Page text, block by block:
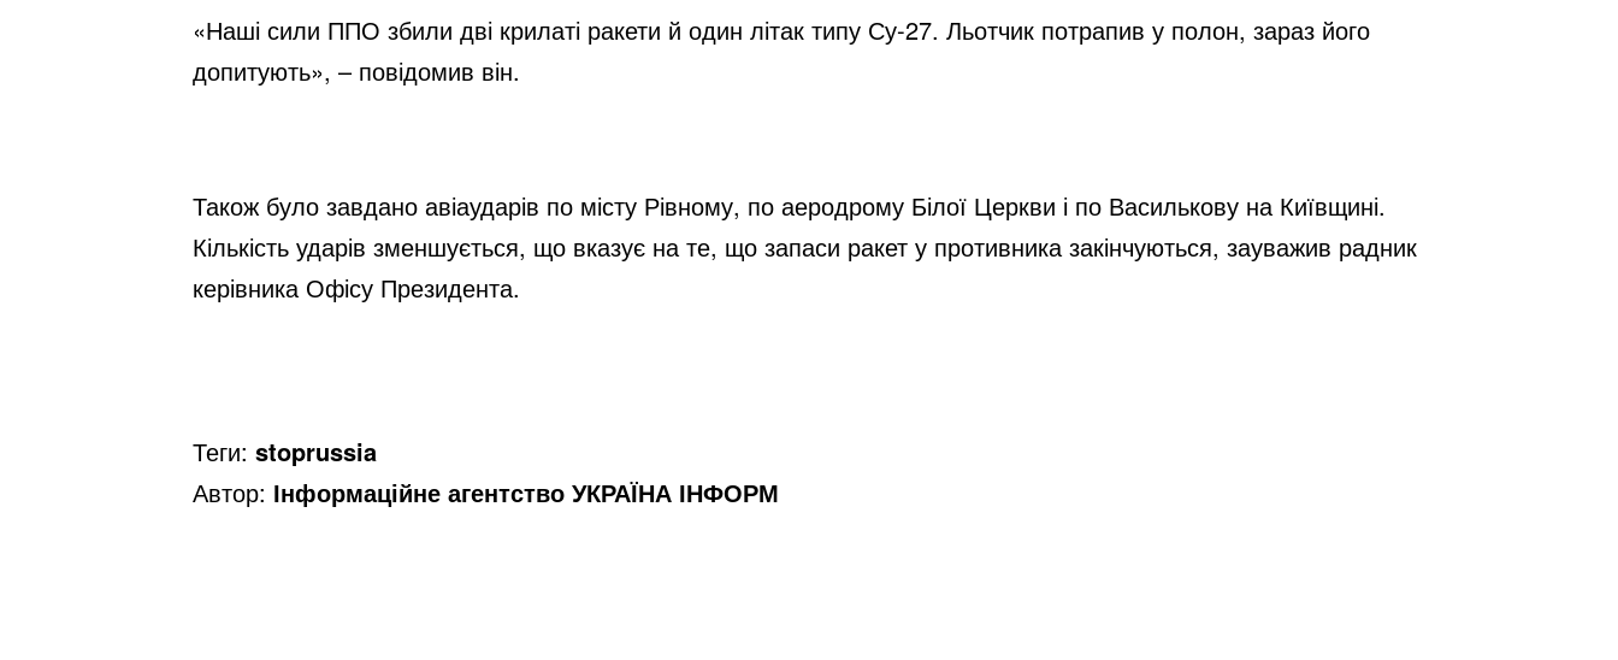
«Наші сили ППО збили дві крилаті ракети й один літак типу Су-27. Льотчик потрапив у полон, зараз його
допитують», – повідомив він.
Також було завдано авіаударів по місту Рівному, по аеродрому Білої Церкви і по Василькову на Київщині.
Кількість ударів зменшується, що вказує на те, що запаси ракет у противника закінчуються, зауважив радник
керівника Офісу Президента.
Теги: stoprussia
Автор: Інформаційне агентство УКРАЇНА ІНФОРМ